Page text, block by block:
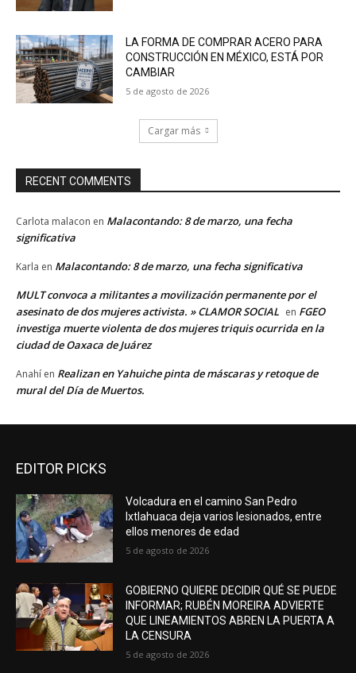
LA FORMA DE COMPRAR ACERO PARA
CONSTRUCCIÓN EN MÉXICO, ESTÁ POR
CAMBIAR
5 de agosto de 2026
Cargar más
RECENT COMMENTS
Carlota malacon en Malacontando: 8 de marzo, una fecha
significativa
Karla en Malacontando: 8 de marzo, una fecha significativa
MULT convoca a militantes a movilización permanente por el
asesinato de dos mujeres activista. » CLAMOR SOCIAL en FGEO
investiga muerte violenta de dos mujeres triquis ocurrida en la
ciudad de Oaxaca de Juárez
Anahí en Realizan en Yahuiche pinta de máscaras y retoque de
mural del Día de Muertos.
EDITOR PICKS
Volcadura en el camino San Pedro
Ixtlahuaca deja varios lesionados, entre
ellos menores de edad
5 de agosto de 2026
GOBIERNO QUIERE DECIDIR QUÉ SE PUEDE
INFORMAR; RUBÉN MOREIRA ADVIERTE
QUE LINEAMIENTOS ABREN LA PUERTA A
LA CENSURA
5 de agosto de 2026